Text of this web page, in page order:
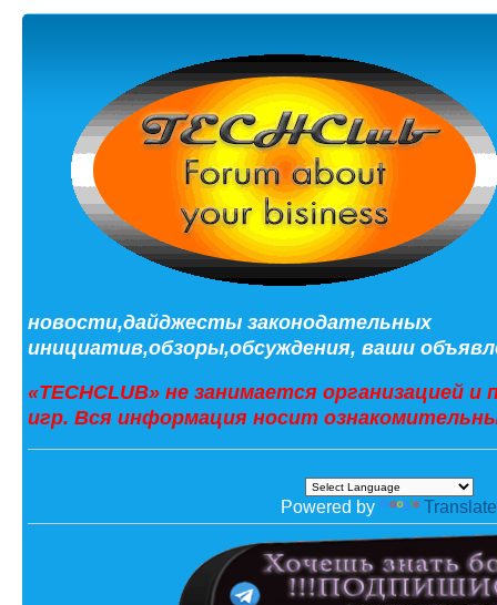
новости,дайджесты законодательных
инициатив,обзоры,обсуждения, ваши
«TECHCLUB» не занимается организацией
игр. Вся информация носит
Powered by Translate